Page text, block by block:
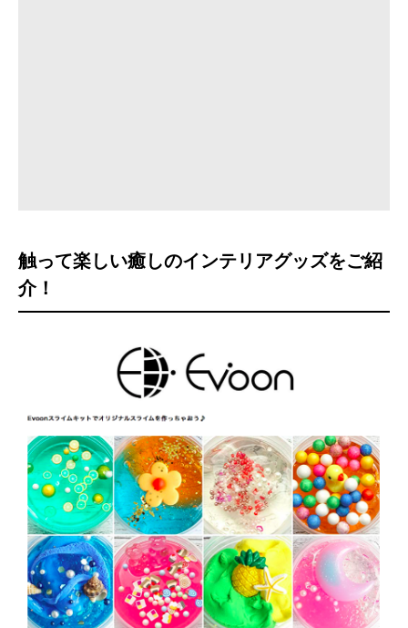
触って楽しい癒しのインテリアグッズをご紹
介！